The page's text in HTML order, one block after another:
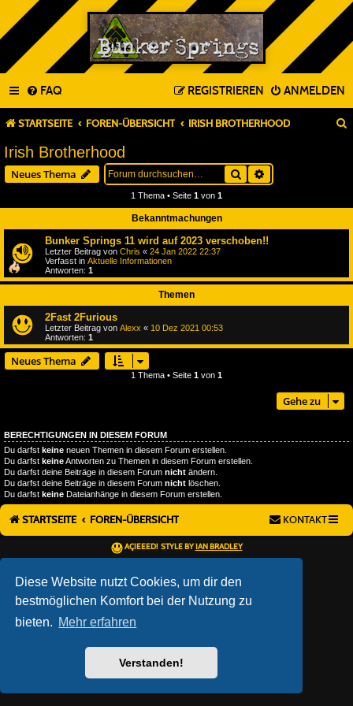
Diese Website nutzt Cookies, um dir den
bestmöglichen Komfort bei der Nutzung zu
bieten. Mehr erfahren
Verstanden!
FAQ ANMELDEN
REGISTRIEREN
STARTSEITE FOREN-ÜBERSICHT IRISH BROTHERHOOD
Irish Brotherhood
Neues Thema Suche
1 Thema • Seite 1 von 1
Bekanntmachungen
Bunker Springs 11 wird auf 2023 verschoben!!
Letzter Beitrag von Chris « 24 Jan 2022 22:37
Verfasst in Aktuelle Informationen
Antworten: 1
Themen
2Fast 2Furious
Letzter Beitrag von Alexx « 10 Dez 2021 00:53
Antworten: 1
Neues Thema
1 Thema • Seite 1 von 1
Gehe zu
BERECHTIGUNGEN IN DIESEM FORUM
Du darfst keine neuen Themen in diesem Forum erstellen.
Du darfst keineAntworten zu Themen in diesem Forum erstellen.
Du darfst deine Beiträge in diesem Forum nicht ändern.
Du darfst deine Beiträge in diesem Forum nicht löschen.
Du darfst keine Dateianhänge in diesem Forum erstellen.
STARTSEITE FOREN-ÜBERSICHT KONTAKT
AÇIEEED! STYLE BY IAN BRADLEY
NUTZUNGSBEDINGUNGEN